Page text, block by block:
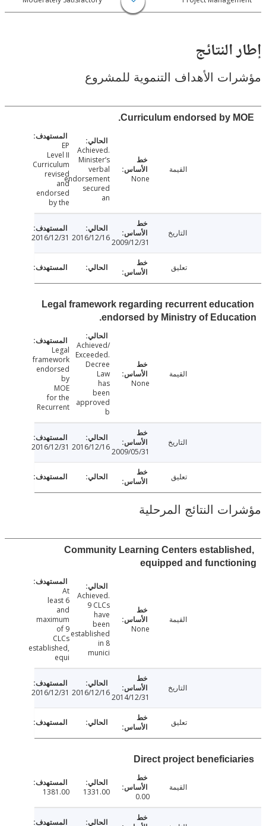
الأهداف التنموية للمشروع
Curriculum endorsed by
Achieved.
Minister’s
verbal
endorsement
EP
Level II
Curriculum
revised
and
endorsed
2009/12/31
2016/12/16
2016/12/31
Legal framework regarding recurrent
endorsed by Ministry of
Achieved/
Exceeded.
Decree
Law
has
approved
Legal
framework
endorsed
by
MOE
for the
Recurrent
2009/05/31
2016/12/16
2016/12/31
النتائج المرحلية
Community Learning Centers
equipped and
Achieved.
9 CLCs
have
been
established
At
least 6
and
maximum
of 9
CLCs
established,
equi
2014/12/31
2016/12/16
2016/12/31
Direct project
1331.00
1381.00